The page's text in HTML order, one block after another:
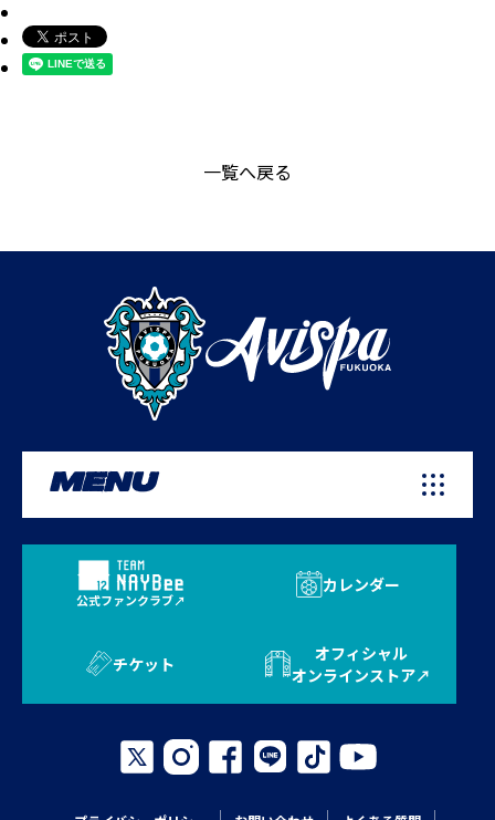
一覧へ戻る
MENU
公式ファンクラブ
カレンダー
チケット
オフィシャル
オンラインストア